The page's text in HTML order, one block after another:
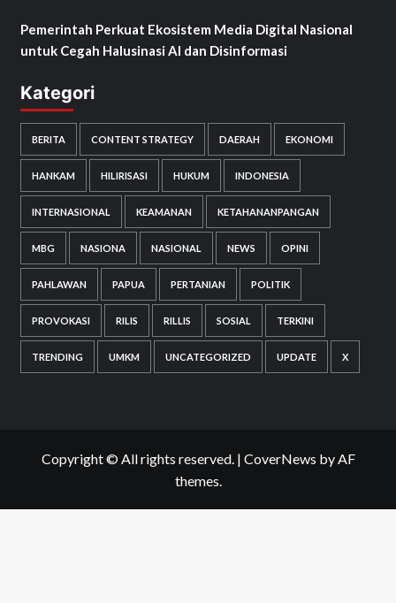
Pemerintah Perkuat Ekosistem Media Digital Nasional
untuk Cegah Halusinasi AI dan Disinformasi
Kategori
BERITA CONTENT STRATEGY DAERAH EKONOMI
HANKAM HILIRISASI HUKUM INDONESIA
INTERNASIONAL KEAMANAN KETAHANANPANGAN
MBG NASIONA NASIONAL NEWS OPINI
PAHLAWAN PAPUA PERTANIAN POLITIK
PROVOKASI RILIS RILLIS SOSIAL TERKINI
TRENDING UMKM UNCATEGORIZED UPDATE X
Copyright © All rights reserved. | CoverNews by AF
themes.